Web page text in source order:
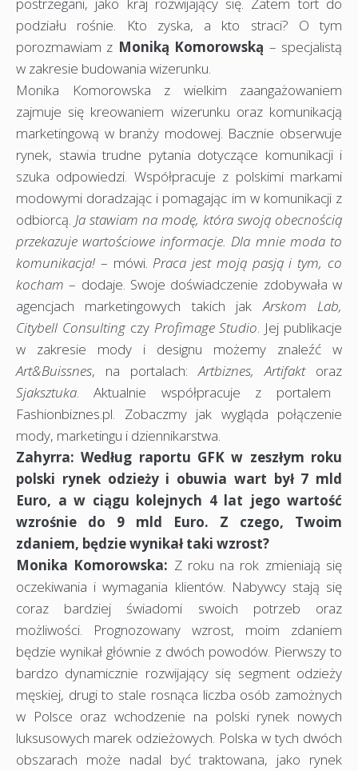
podziału rośnie. Kto zyska, a kto straci? O tym
porozmawiam z Moniką Komorowską – specjalistą
w zakresie budowania wizerunku.
Monika Komorowska z wielkim zaangażowaniem
zajmuje się kreowaniem wizerunku oraz komunikacją
marketingową w branży modowej. Bacznie obserwuje
rynek, stawia trudne pytania dotyczące komunikacji i
szuka odpowiedzi. Współpracuje z polskimi markami
modowymi doradzając i pomagając im w komunikacji z
odbiorcą. Ja stawiam na modę, która swoją obecnością
przekazuje wartościowe informacje. Dla mnie moda to
komunikacja! – mówi. Praca jest moją pasją i tym, co
kocham– dodaje. Swoje doświadczenie zdobywała w
agencjach marketingowych takich jakArskom Lab,
Citybell Consulting czy Profimage Studio. Jej publikacje
w zakresie mody i designu możemy znaleźć w
Art&Buissnes, na portalach:Artbiznes, Artifakt oraz
Sjaksztuka. Aktualnie współpracuje z portalem
Fashionbiznes.pl. Zobaczmy jak wygląda połączenie
mody, marketingu i dziennikarstwa.
Zahyrra: Według raportu GFK w zeszłym roku
polski rynek odzieży i obuwia wart był 7 mld
Euro, a w ciągu kolejnych 4 lat jego wartość
wzrośnie do 9 mld Euro. Z czego, Twoim
zdaniem, będzie wynikał taki wzrost?
Monika Komorowska: Z roku na rok zmieniają się
oczekiwania i wymagania klientów. Nabywcy stają się
coraz bardziej świadomi swoich potrzeb oraz
możliwości. Prognozowany wzrost, moim zdaniem
będzie wynikał głównie z dwóch powodów. Pierwszy to
bardzo dynamicznie rozwijający się segment odzieży
męskiej, drugi to stale rosnąca liczba osób zamożnych
w Polsce oraz wchodzenie na polski rynek nowych
luksusowych marek odzieżowych. Polska w tych dwóch
obszarach może nadal być traktowana, jako rynek